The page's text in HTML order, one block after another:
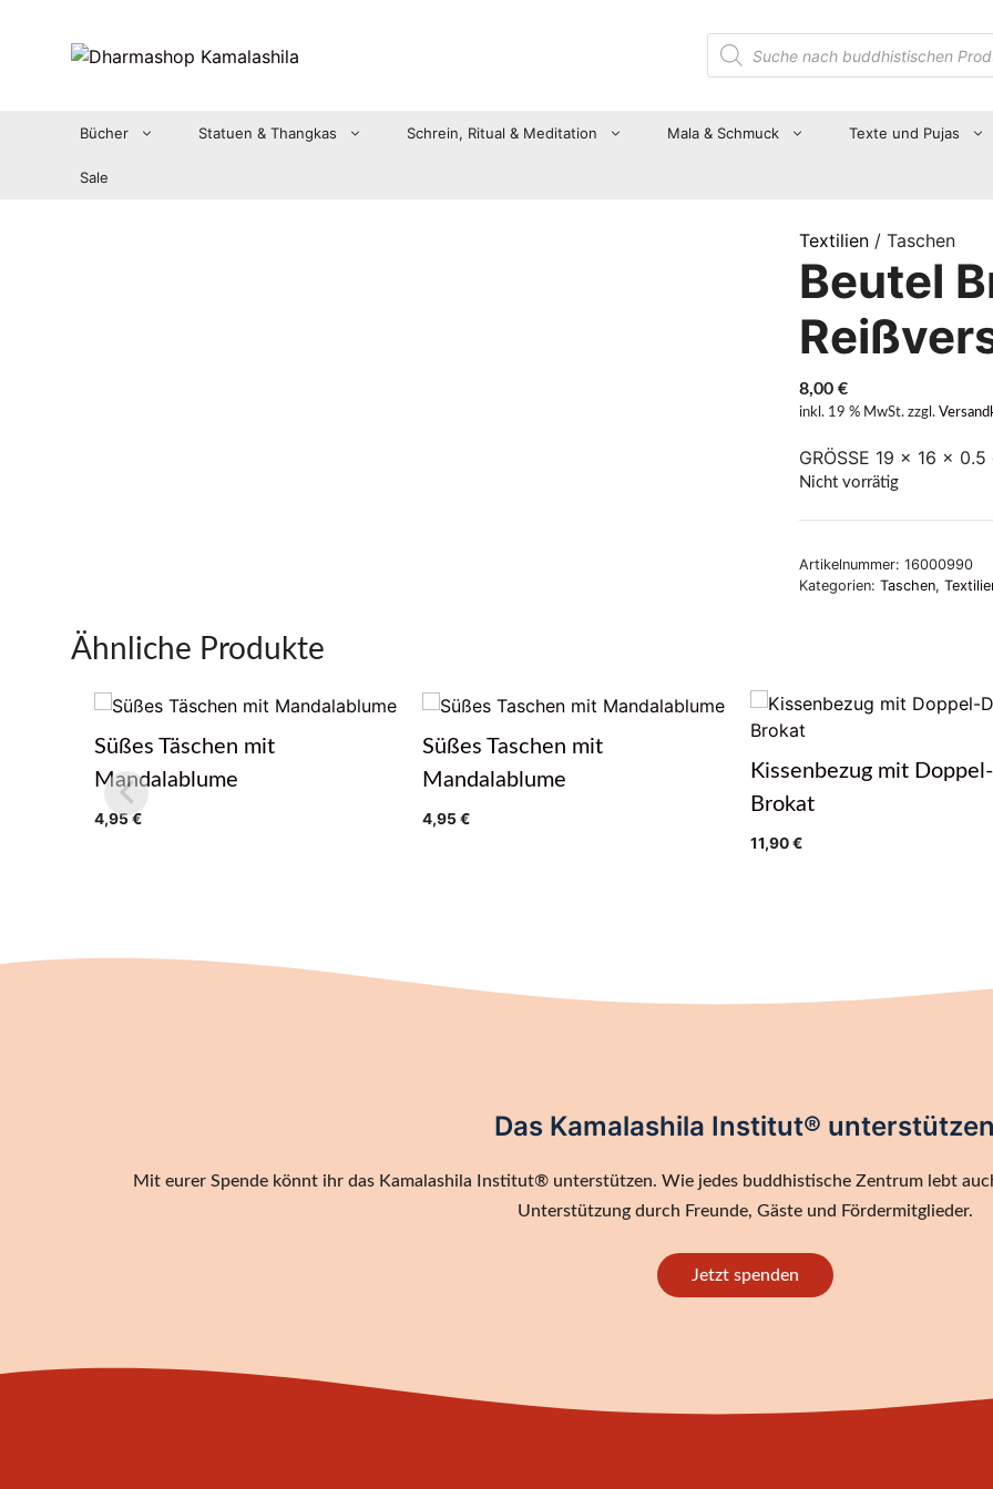
Suche
nach
Produkten
Bücher Statuen & Thangkas Schrein, Ritual & Meditation Mala & Schmuck Texte und Pujas
Sale
Textilien/ Taschen
Beutel
8,00 €
inkl. 19 % MwSt. zzgl.
GRÖSSE 19 × 16 ×
Nicht vorrätig
Artikelnummer: 16000990
Kategorien: Taschen,
Ähnliche Produkte
Süßes Täschen mit
Mandalablume
4,95€
Süßes Taschen mit
Mandalablume
4,95€
Kissenbezug mit
Brokat
11,90€
Das Kamalashila Institut® unterstützen
Mit eurer Spende könnt ihr das Kamalashila Institut® unterstützen. Wie jedes buddhistische Zentrum lebt
Unterstützung durch Freunde, Gäste und Fördermitglieder.
Jetzt spenden